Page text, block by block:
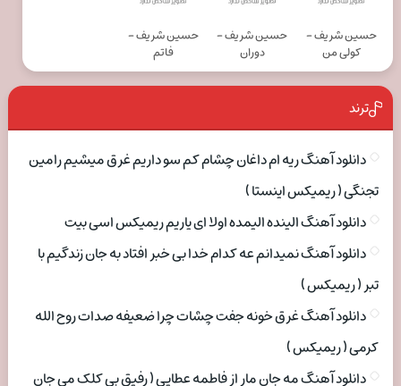
حسین شریف -
کولی من
حسین شریف -
دوران
حسین شریف -
فاتم
ترند
دانلود آهنگ ریه ام داغان چشام کم سو داریم غرق میشیم رامین
تجنگی ( ریمیکس اینستا )
دانلود آهنگ الینده الیمده اولا ای یاریم ریمیکس اسی بیت
دانلود آهنگ نمیدانم عه کدام خدا بی خبر افتاد به جان زندگیم با
تبر ( ریمیکس )
دانلود آهنگ غرق خونه جفت چشات چرا ضعیفه صدات روح الله
کرمی ( ریمیکس )
دانلود آهنگ مه جان مار از فاطمه عطایی ( رفیق بی کلک می جان